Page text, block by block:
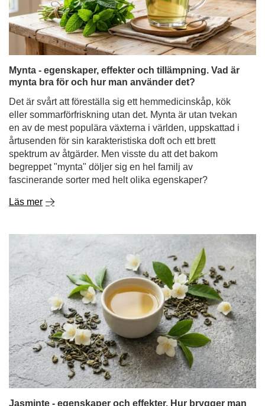
mynta bra för och hur man använder det?
Det är svårt att föreställa sig ett hemmedicinskåp, kök
eller sommarförfriskning utan det. Mynta är utan tvekan
en av de mest populära växterna i världen, uppskattad i
årtusenden för sin karakteristiska doft och ett brett
spektrum av åtgärder. Men visste du att det bakom
fascinerande sorter med helt olika egenskaper?
Läs mer
Jasminte - egenskaper och effekter. Hur brygger man
aromatiskt jasminte?
Vissa teer lockar med intensiv smak, andra stimulerar
som ett morgonkaffe. Jasminte utmärker sig för något helt
annat - en exceptionellt delikat, blommig arom som kan
få dig på ett lugnt och avslappnat humör redan från första